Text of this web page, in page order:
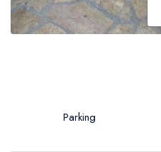
Parking